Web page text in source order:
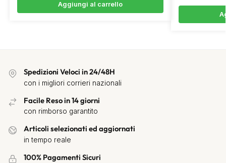
Aggiungi al carrello
Spedizioni Veloci in 24/48H
con i migliori corrieri nazionali
Facile Reso in 14 giorni
con rimborso garantito
Articoli selezionati ed aggiornati
in tempo reale
100% Pagamenti Sicuri